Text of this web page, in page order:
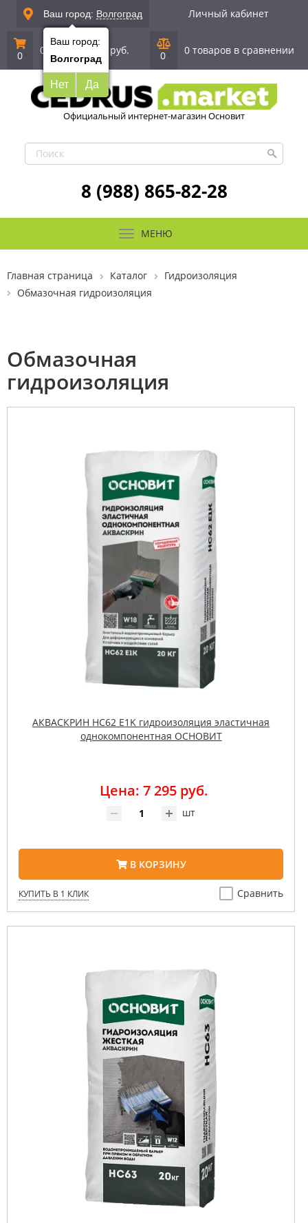
Ваш город: Волгоград
Ваш город:
Волгоград
Нет Да
Личный кабинет
0 0 позиций | 0 руб. 0 0 товаров в сравнении
Официальный интернет-магазин Основит
8 (988) 865-82-28
МЕНЮ
Главная страница Каталог
Гидроизоляция
Обмазочная гидроизоляция
Обмазочная
гидроизоляция
АКВАСКРИН HC62 E1K гидроизоляция эластичная
однокомпонентная ОСНОВИТ
Цена: 7 295 руб.
шт
В КОРЗИНУ
КУПИТЬ В 1 КЛИК Сравнить